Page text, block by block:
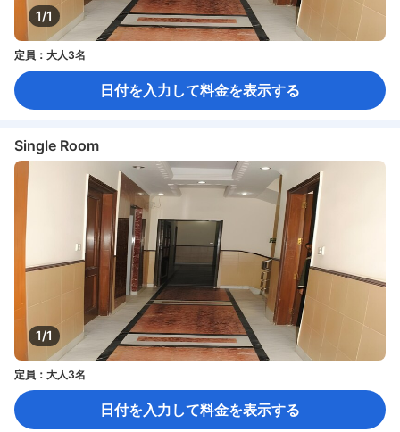
1/1
定員：大人3名
日付を入力して料金を表示する
Single Room
1/1
定員：大人3名
日付を入力して料金を表示する